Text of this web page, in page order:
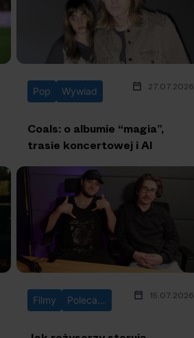
Pop Wywiad 27.07.2026
Coals: o albumie “magia”,
trasie koncertowej i AI
Filmy Polecane 15.07.2026